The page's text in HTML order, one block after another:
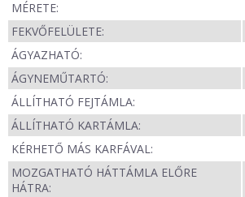
MÉRETE:
FEKVŐFELÜLETE:
ÁGYAZHATÓ:
ÁGYNEMŰTARTÓ:
ÁLLÍTHATÓ FEJTÁMLA:
ÁLLÍTHATÓ KARTÁMLA:
KÉRHETŐ MÁS KARFÁVAL:
MOZGATHATÓ HÁTTÁMLA ELŐRE
HÁTRA: